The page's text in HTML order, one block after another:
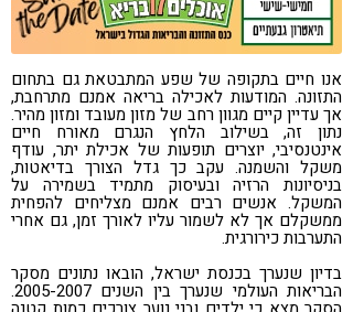
אנו חיים בתקופה של שפע המתבטאת גם בתחום
התזונה. המודעות לאכילה בריאה אמנם מתרחבת,
אך עדיין קיים מגוון רחב של מזון מעובד ומזון מהיר.
נתון זה, בשילוב הלחץ הנגרם מאורח חיים
אינטנסיבי, יוצרים תופעות של אכילת יתר, עודף
משקל והשמנה. עקב כך גדל הצורך בדיאטות,
בניסיונות הרזיה ובעיסוק מתמיד בשמירה על
המשקל. אנשים רבים אמנם מצליחים להפחית
ממשקלם אך לא לשמור עליו לאורך זמן, גם אחרי
התערבות כירורגית.
בדיון שנערך בכנסת ישראל, הובאו נתונים מסקר
הבריאות העולמי שנערך בין השנים 2005-2007.